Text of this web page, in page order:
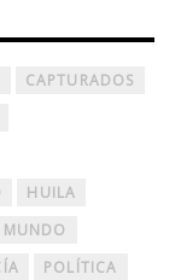
CAPTURADOS
HUILA
MUNDO
POLÍTICA